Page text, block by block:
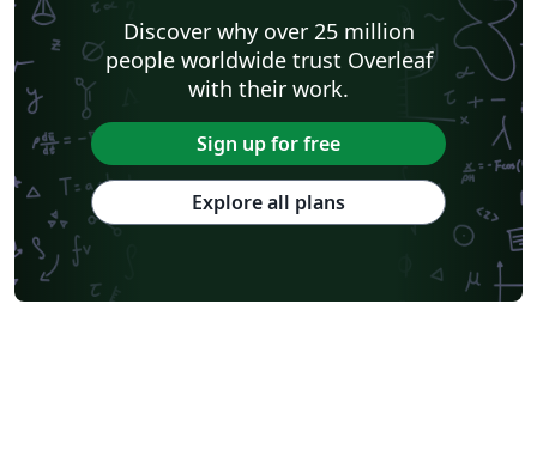
Discover why over 25 million
people worldwide trust Overleaf
with their work.
Sign up for free
Explore all plans